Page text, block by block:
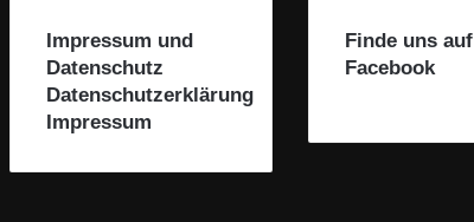
Impressum und
Datenschutz
Datenschutzerklärung
Impressum
Finde uns auf
Facebook